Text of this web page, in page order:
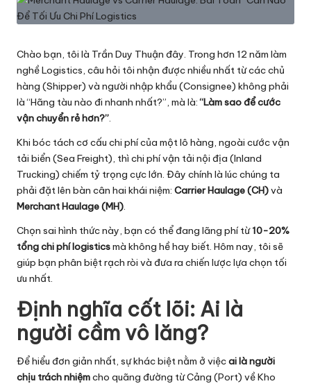
g
T
i
n
v
ề
L
o
g
is
ti
c
s
Chào bạn, tôi là Trần Duy Thuận đây. Trong hơn 12 năm làm
nghề Logistics, câu hỏi tôi nhận được nhiều nhất từ các chủ
hàng (Shipper) và người nhập khẩu (Consignee) không phải
là “Hãng tàu nào đi nhanh nhất?”, mà là:“Làm sao để cước
vận chuyển rẻ hơn?”.
Khi bóc tách cơ cấu chi phí của một lô hàng, ngoài cước vận
tải biển (Sea Freight), thì chi phí vận tải nội địa (Inland
Trucking) chiếm tỷ trọng cực lớn. Đây chính là lúc chúng ta
phải đặt lên bàn cân hai khái niệm: Carrier Haulage (CH)và
Merchant Haulage (MH).
Chọn sai hình thức này, bạn có thể đang lãng phí từ10-20%
tổng chi phí logisticsmà không hề hay biết. Hôm nay, tôi sẽ
giúp bạn phân biệt rạch ròi và đưa ra chiến lược lựa chọn tối
ưu nhất.
Định nghĩa cốt lõi: Ai là
người cầm vô lăng?
Để hiểu đơn giản nhất, sự khác biệt nằm ở việcai là người
chịu trách nhiệmcho quãng đường từ Cảng (Port) về Kho